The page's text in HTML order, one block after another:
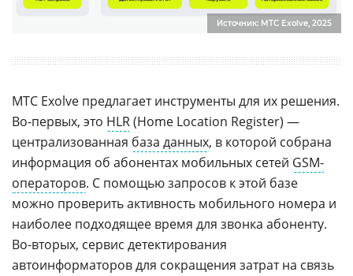
Источник: MTC Exolve, 2025
MTC Exolve предлагает инструменты для их решения.
Во-первых, это HLR(Home Location Register) —
централизованная база данных, в которой собрана
информация об абонентах мобильных сетей GSM-
операторов. С помощью запросов к этой базе
можно проверить активность мобильного номера и
наиболее подходящее время для звонка абоненту.
Во-вторых, сервис детектирования
автоинформаторов для сокращения затрат на связь